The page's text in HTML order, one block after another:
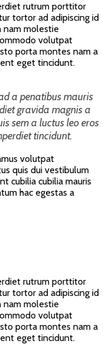
rutrum porttitor
tortor ad adipiscing id
nam molestie
volutpat
porta montes nam a
eget tincidunt.
a penatibus mauris
gravida magnis a
sem a luctus leo eros
tincidunt.
volutpat
quis dui vestibulum
cubilia cubilia mauris
hac egestas a
rutrum porttitor
tortor ad adipiscing id
nam molestie
volutpat
porta montes nam a
eget tincidunt.